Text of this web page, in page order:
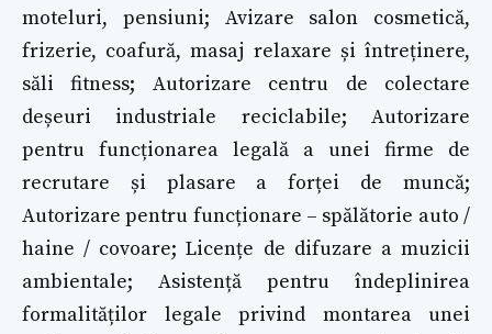
moteluri, pensiuni; Avizare salon cosmetică,
frizerie, coafură, masaj relaxare și întreținere,
săli fitness; Autorizare centru de colectare
deșeuri industriale reciclabile; Autorizare
pentru funcționarea legală a unei firme de
recrutare și plasare a forței de muncă;
Autorizare pentru funcționare – spălătorie auto /
haine / covoare; Licențe de difuzare a muzicii
ambientale; Asistență pentru îndeplinirea
formalităților legale privind montarea unei